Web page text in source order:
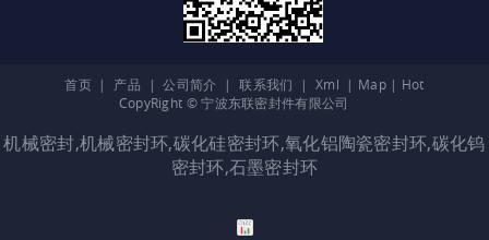
首页 | 产品 | 公司简介 | 联系我们 | Xml | Map| Hot
CopyRight © 宁波东联密封件有限公司
机械密封,机械密封环,碳化硅密封环,氧化铝陶瓷密封环,碳化钨
密封环,石墨密封环